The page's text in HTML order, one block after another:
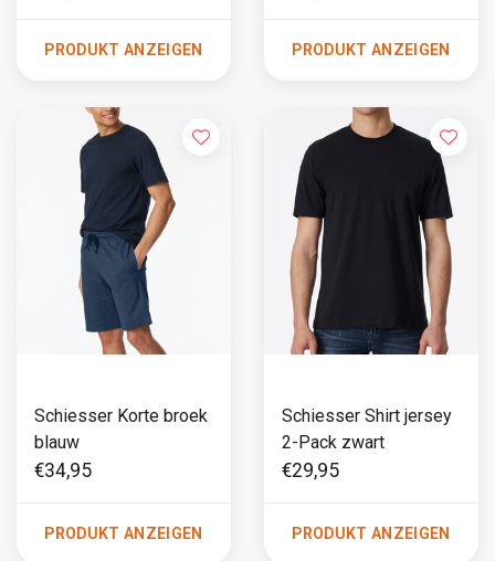
PRODUKT ANZEIGEN PRODUKT ANZEIGEN
Schiesser Korte broek
blauw
€34,95
PRODUKT ANZEIGEN
Schiesser Shirt jersey
2-Pack zwart
€29,95
PRODUKT ANZEIGEN